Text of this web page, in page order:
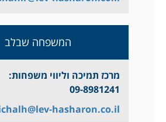
המשפחה שבלב
מרכז תמיכה וליווי משפחות:
09-8981241
hasharon.co.il